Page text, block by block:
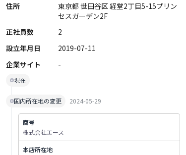
住所
東京都 世田谷区 経堂2丁目5-15プリン
セスガーデン2F
正社員数
2
設立年月日
2019-07-11
企業サイト
-
現在
国内所在地の変更 2024-05-29
商号
株式会社エース
本店所在地